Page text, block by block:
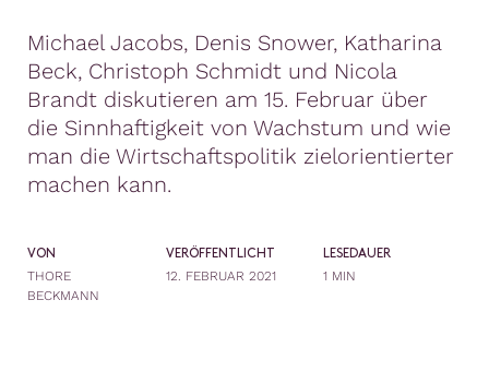
Michael Jacobs, Denis Snower, Katharina
Beck, Christoph Schmidt und Nicola
Brandt diskutieren am 15. Februar über
die Sinnhaftigkeit von Wachstum und wie
man die Wirtschaftspolitik zielorientierter
machen kann.
VON
THORE
BECKMANN
VERÖFFENTLICHT
12. FEBRUAR 2021
LESEDAUER
1 MIN